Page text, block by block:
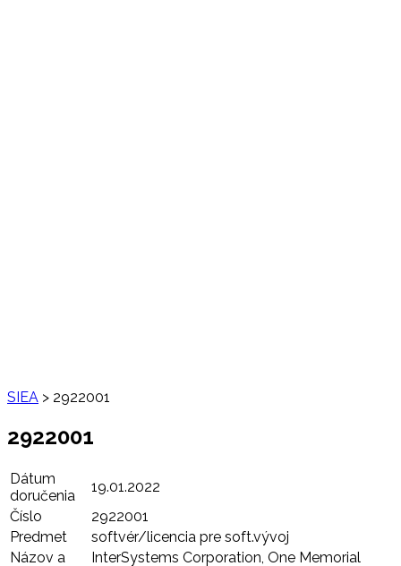
SIEA > 2922001
2922001
Dátum
doručenia
19.01.2022
Číslo
2922001
Predmet
softvér/licencia pre soft.vývoj
Názov a
InterSystems Corporation, One Memorial